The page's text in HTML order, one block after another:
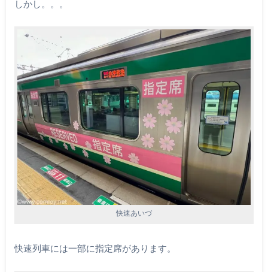
しかし。。。
快速あいづ
快速列車には一部に指定席があります。